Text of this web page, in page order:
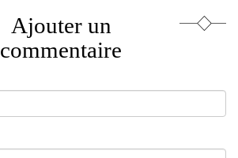
Ajouter un
commentaire